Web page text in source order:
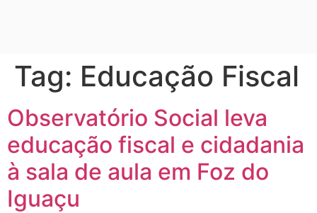
Tag: Educação Fiscal
Observatório Social leva
educação fiscal e cidadania
à sala de aula em Foz do
Iguaçu